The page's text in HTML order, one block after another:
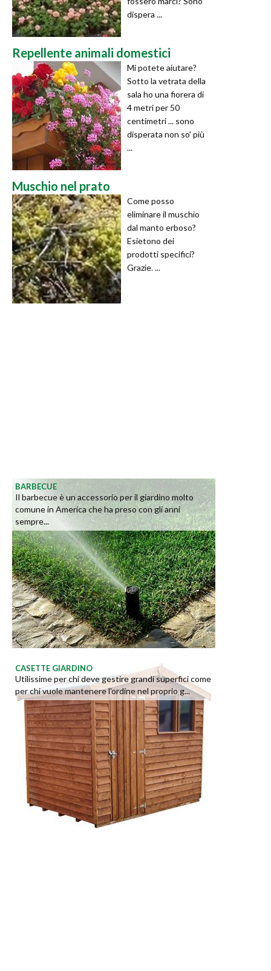
dispera ...
Repellente animali domestici
Mi potete aiutare?
Sotto la vetrata della
sala ho una fiorera di
4 metri per 50
centimetri ... sono
disperata non so' più
...
Muschio nel prato
Come posso
eliminare il muschio
dal manto erboso?
Esietono dei
prodotti specifici?
Grazie. ...
BARBECUE
Il barbecue è un accessorio per il giardino molto
comune in America che ha preso con gli anni
sempre...
CASETTE GIARDINO
Utilissime per chi deve gestire grandi superfici come
per chi vuole mantenere l'ordine nel proprio g...